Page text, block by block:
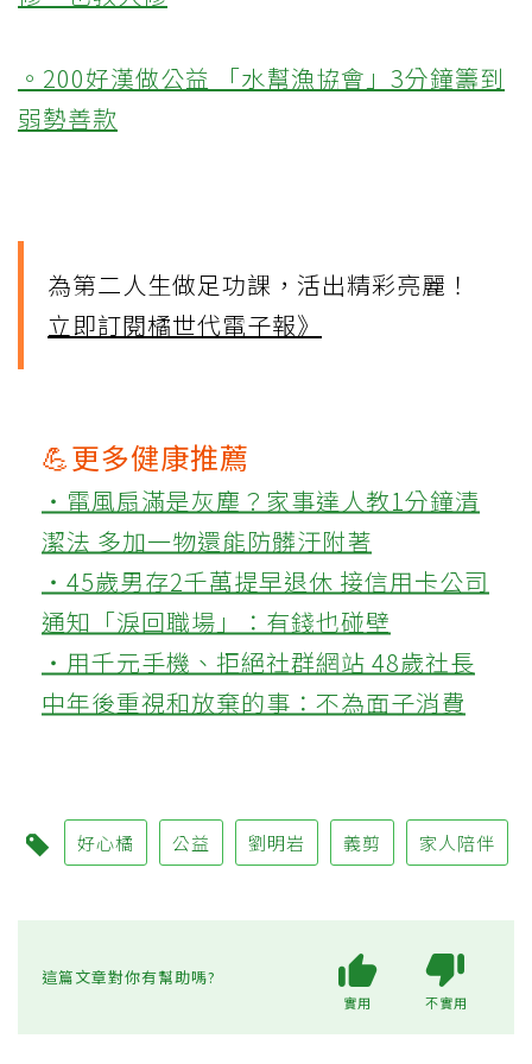
。200好漢做公益 「水幫漁協會」3分鐘籌到
弱勢善款
為第二人生做足功課，活出精彩亮麗！
立即訂閱橘世代電子報》
💪更多健康推薦
‧電風扇滿是灰塵？家事達人教1分鐘清
潔法 多加一物還能防髒汙附著
‧45歲男存2千萬提早退休 接信用卡公司
通知「淚回職場」：有錢也碰壁
‧用千元手機、拒絕社群網站 48歲社長
中年後重視和放棄的事：不為面子消費
好心橘 公益 劉明岩 義剪 家人陪伴
這篇文章對你有幫助嗎?
實用 不實用